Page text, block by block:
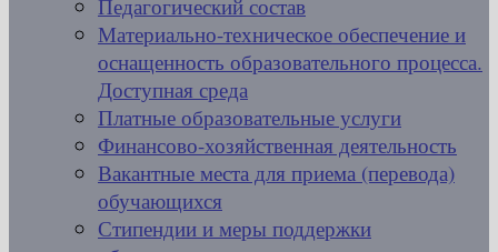
Педагогический состав
Материально-техническое обеспечение и
оснащенность образовательного процесса.
Доступная среда
Платные образовательные услуги
Финансово-хозяйственная деятельность
Вакантные места для приема (перевода)
обучающихся
Стипендии и меры поддержки